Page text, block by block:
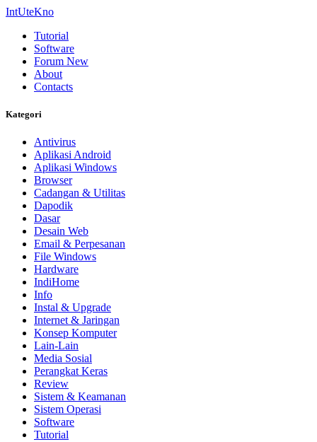
IntUteKno
Tutorial
Software
Forum New
About
Contacts
Kategori
Antivirus
Aplikasi Android
Aplikasi Windows
Browser
Cadangan & Utilitas
Dapodik
Dasar
Desain Web
Email & Perpesanan
File Windows
Hardware
IndiHome
Info
Instal & Upgrade
Internet & Jaringan
Konsep Komputer
Lain-Lain
Media Sosial
Perangkat Keras
Review
Sistem & Keamanan
Sistem Operasi
Software
Tutorial